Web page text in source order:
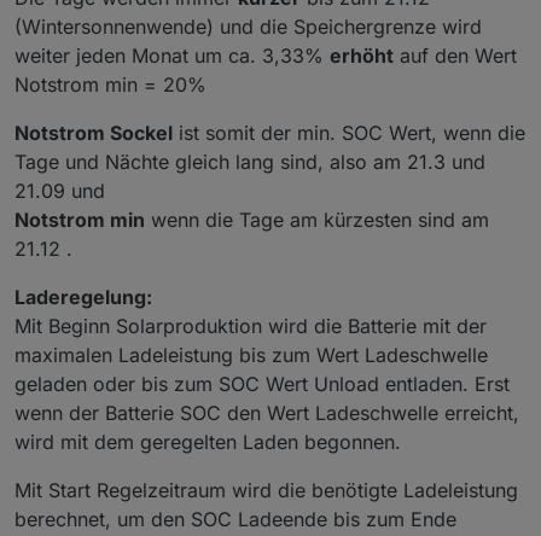
(Wintersonnenwende) und die Speichergrenze wird
weiter jeden Monat um ca. 3,33% erhöht auf den Wert
Notstrom min = 20%
Notstrom Sockel ist somit der min. SOC Wert, wenn die
Tage und Nächte gleich lang sind, also am 21.3 und
21.09 und
Notstrom min wenn die Tage am kürzesten sind am
21.12 .
Laderegelung:
Mit Beginn Solarproduktion wird die Batterie mit der
maximalen Ladeleistung bis zum Wert Ladeschwelle
geladen oder bis zum SOC Wert Unload entladen. Erst
wenn der Batterie SOC den Wert Ladeschwelle erreicht,
wird mit dem geregelten Laden begonnen.
Mit Start Regelzeitraum wird die benötigte Ladeleistung
berechnet, um den SOC Ladeende bis zum Ende